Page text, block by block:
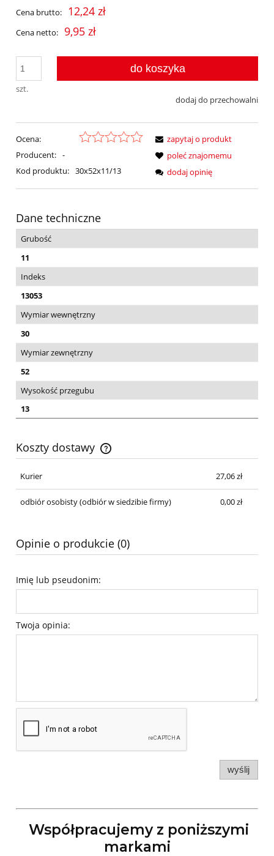
Cena brutto: 12,24 zł
Cena netto: 9,95 zł
szt.
do koszyka
dodaj do przechowalni
Ocena:
Producent: -
Kod produktu: 30x52x11/13
zapytaj o produkt
poleć znajomemu
dodaj opinię
Dane techniczne
Grubość
11
Indeks
13053
Wymiar wewnętrzny
30
Wymiar zewnętrzny
52
Wysokość przegubu
13
Koszty dostawy
Cena nie zawiera ewentualnych kosztów płatności
Kurier
27,06 zł
odbiór osobisty(odbiór w siedzibie firmy) 0,00 zł
Opinie o produkcie (0)
Imię lub pseudonim:
Twoja opinia:
wyślij
Współpracujemy z poniższymi
markami